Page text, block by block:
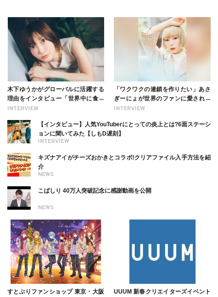
INTERVIEW
木下ゆうかがグローバルに活躍する
理由をインタビュー「世界中に食べ
る幸せを伝えたい」新事務所加入に
INTERVIEW
「ワクワクの連鎖を作りたい」あさ
ぎーにょが世界のファンに愛される
理由【インタビュー】
INTERVIEW
【インタビュー】人気YouTuberにとっての炎上とは?6面ステーシ
ョンに聞いてみた【しもD遅刻】
NEWS
キズナアイがチーズおかきとコラボ!クリアファイル入手方法を紹
介
NEWS
こばしり 40万人突破記念に感謝動画を公開
すとぷりファンショップ 東京・大阪 UUUM 新春クリエイターズイベント